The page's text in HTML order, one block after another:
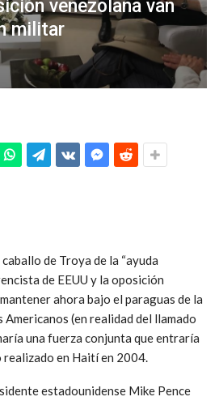
venezolana van
militar
de Troya de la “ayuda
de EEUU y la oposición
ahora bajo el paraguas de la
(en realidad del llamado
una fuerza conjunta que entraría
realizado en Haití en 2004.
estadounidense Mike Pence